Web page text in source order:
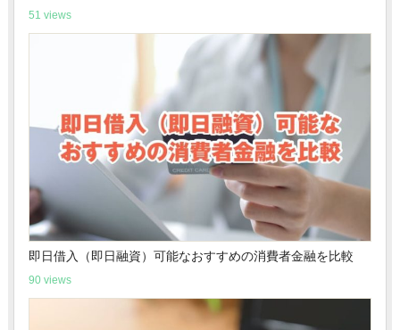
51 views
即日借入（即日融資）可能なおすすめの消費者金融を比較
90 views